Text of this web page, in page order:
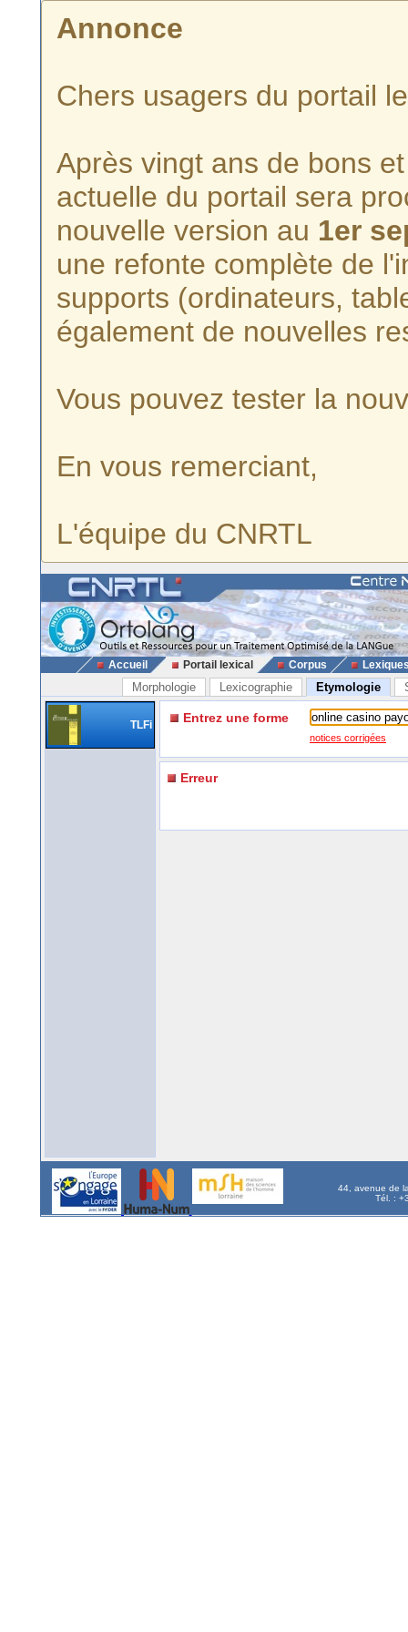
Annonce
Chers usagers du portail
Après vingt ans de bons
actuelle du portail sera
nouvelle version au 1er
une refonte complète de
supports (ordinateurs,
également de nouvelles
Vous pouvez tester la
En vous remerciant,
L'équipe du CNRTL
Accueil Portail lexical Corpus
Morphologie Lexicographie Etymologie
TLFi Entrez une forme
notices corrigées
Erreur
44, avenue de
Tél. :